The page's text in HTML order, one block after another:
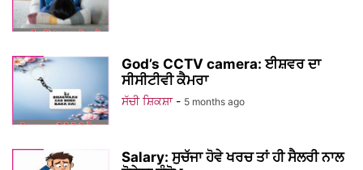
God’s CCTV camera: ਈਸ਼ਵਰ ਦਾ
ਸੀਸੀਟੀਵੀ ਕੈਮਰਾ
ਸੱਚੀ ਸ਼ਿਕਸ਼ਾ - 5 months ago
Salary: ਸੁਚੱਜਾ ਹੋਵੇ ਖਰਚ ਤਾਂ ਹੀ ਸੈਲਰੀ ਨਾਲ